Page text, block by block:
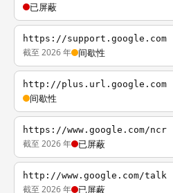
已屏蔽
https://support.google.com
截至 2026 年 间歇性
http://plus.url.google.com
间歇性
https://www.google.com/ncr
截至 2026 年 已屏蔽
http://www.google.com/talk
截至 2026 年 已屏蔽